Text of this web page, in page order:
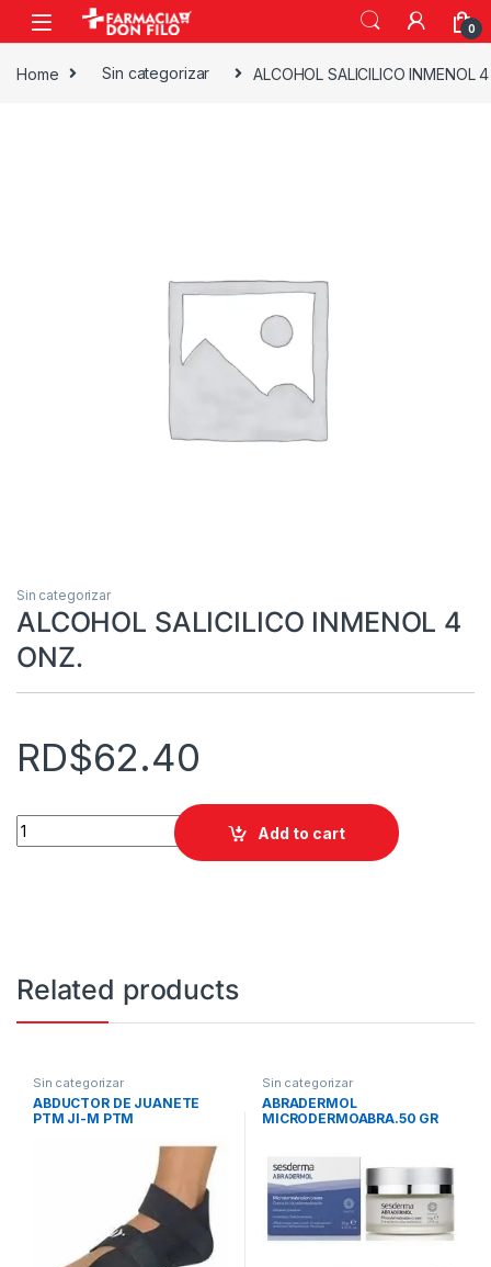
0
Home Sin categorizar ALCOHOL SALICILICO INMENOL
Sin categorizar
ALCOHOL SALICILICO INMENOL 4
ONZ.
RD$62.40
ALCOHOL SALICILICO INMENOL 4 ONZ. quantity
Add to cart
Related products
Sin categorizar
ABDUCTOR DE JUANETE
PTM JI-M PTM
Sin categorizar
ABRADERMOL
MICRODERMOABRA.50 GR